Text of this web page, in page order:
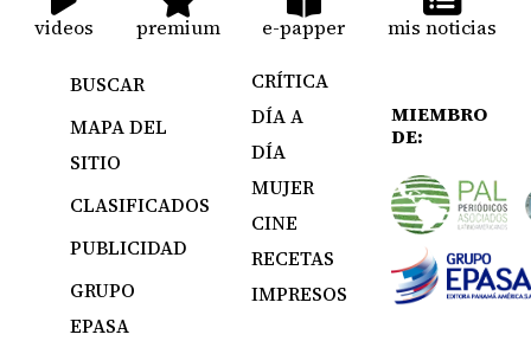
videos premium e-papper mis noticias
BUSCAR
MAPA DEL
SITIO
CLASIFICADOS
PUBLICIDAD
GRUPO
EPASA
CRÍTICA
DÍA A
DÍA
MUJER
CINE
RECETAS
IMPRESOS
MIEMBRO
DE: